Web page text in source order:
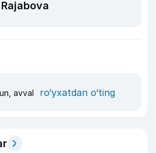
avval ro‘yxatdan o‘ting